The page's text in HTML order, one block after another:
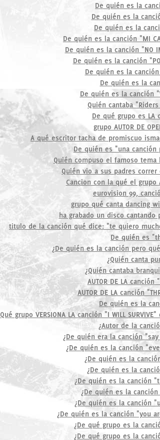
De quién es la
De quién es la
De quién es la
De quién es la canción "MI
De quién es la canción "NO
De quién es la canción
De quién es la canción
De quién es la
De quién es la canción
Quién cantaba
De qué grupo es LA
grupo AUTOR DE
A qué escritor tacha de promiscuo
De quién es "una canción
Quién compuso el famoso tema
Quién vio a sus padres
Cancion con la qué el grupo
eurovision 99,
grupo qué canta dancing
ha grabado un disco cantando
titulo de la canción qué dice: "te quiero
De quién es
¿De quién es la canción pero
¿Quién canta
¿Quién cantaba
AUTOR DE LA canción
AUTOR DE LA canción
De quién es la
Qué grupo VERSIONA LA canción "I WILL SURVIVE"
¿Autor de la
¿De quién era la canción
¿De quién es la canción
¿De quién es la
¿De quién es la
¿De quién es la canción
¿De quién es la
¿De quién es la canción
¿De quién es la canción "you
¿De qué grupo es la
¿De qué grupo es la